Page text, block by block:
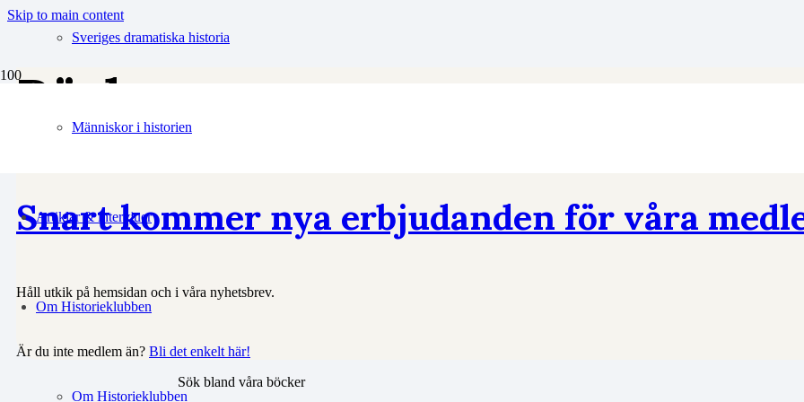
Skip to main content
Sveriges dramatiska historia
Människor i historien
Artiklar & intervjuer
Om Historieklubben
Om Historieklubben
Böcker
Snart kommer nya erbjudanden för våra
Håll utkik på hemsidan och i våra nyhetsbrev.
Är du inte medlem än? Bli det enkelt här!
Sök bland våra böcker